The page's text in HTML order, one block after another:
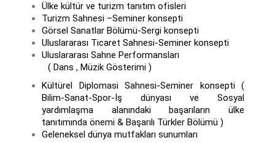
Ülke kültür ve turizm tanıtım ofisleri
Turizm Sahnesi –Seminer konsepti
Görsel Sanatlar Bölümü-Sergi konsepti
Uluslararası Ticaret Sahnesi-Seminer konsepti
Uluslararası Sahne Performansları
( Dans , Müzik Gösterimi )
Kültürel Diplomasi Sahnesi-Seminer konsepti (
Bilim-Sanat-Spor-İş dünyası ve Sosyal
yardımlaşma alanındaki başarıların ülke
tanıtımında önemi & Başarılı Türkler Bölümü )
Geleneksel dünya mutfakları sunumları